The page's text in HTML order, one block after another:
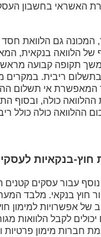
האשראי בחשבון
של הלוואה בנקאית,
תקופה קבועה
בתשלום ריבית. במקרים
המאפשרת אי תשלום
ההלוואה כולה, ובסוף
ההלוואה כולה כולל
עבור עסקים קטנים
חוץ בנקאי. מלבד
של אפשרויות למימון
לקבל הלוואות
חברות מימון פרטיות